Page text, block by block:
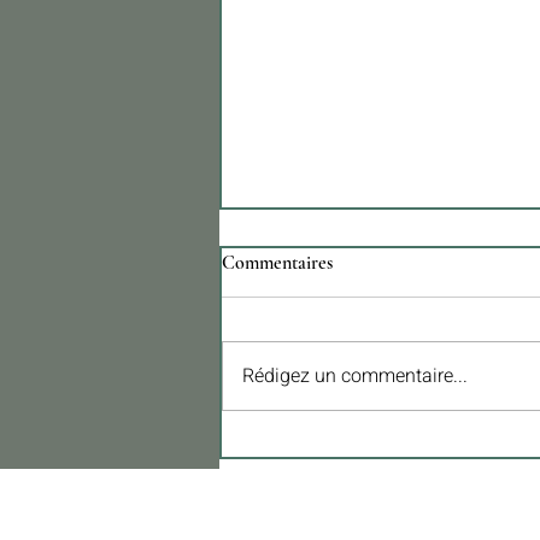
Commentaires
Rédigez un commentaire...